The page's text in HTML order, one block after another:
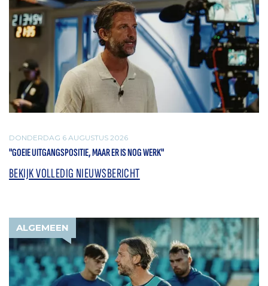
DONDERDAG 6 AUGUSTUS 2026
"GOEIE UITGANGSPOSITIE, MAAR ER IS NOG WERK"
BEKIJK VOLLEDIG NIEUWSBERICHT
ALGEMEEN